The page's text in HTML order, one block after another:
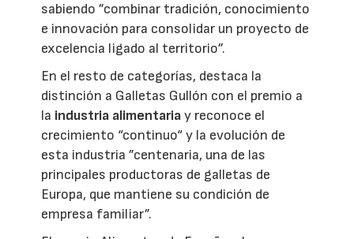
sabiendo ”combinar tradición, conocimiento
e innovación para consolidar un proyecto de
excelencia ligado al territorio”.
En el resto de categorías, destaca la
distinción a Galletas Gullón con el premio a
la industria alimentariay reconoce el
crecimiento “continuo“ y la evolución de
esta industria ”centenaria, una de las
principales productoras de galletas de
Europa, que mantiene su condición de
empresa familiar”.